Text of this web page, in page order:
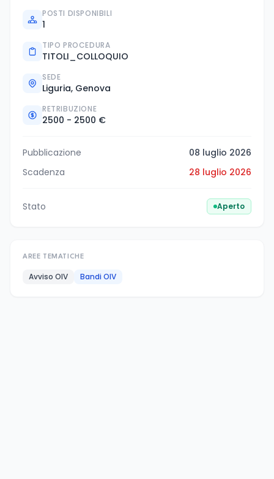
POSTI DISPONIBILI
1
TIPO PROCEDURA
TITOLI_COLLOQUIO
SEDE
Liguria, Genova
RETRIBUZIONE
2500 - 2500 €
Pubblicazione
08 luglio 2026
Scadenza
28 luglio 2026
Stato Aperto
AREE TEMATICHE
Avviso OIV Bandi OIV